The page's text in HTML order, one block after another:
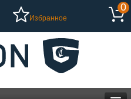
Избранное
0